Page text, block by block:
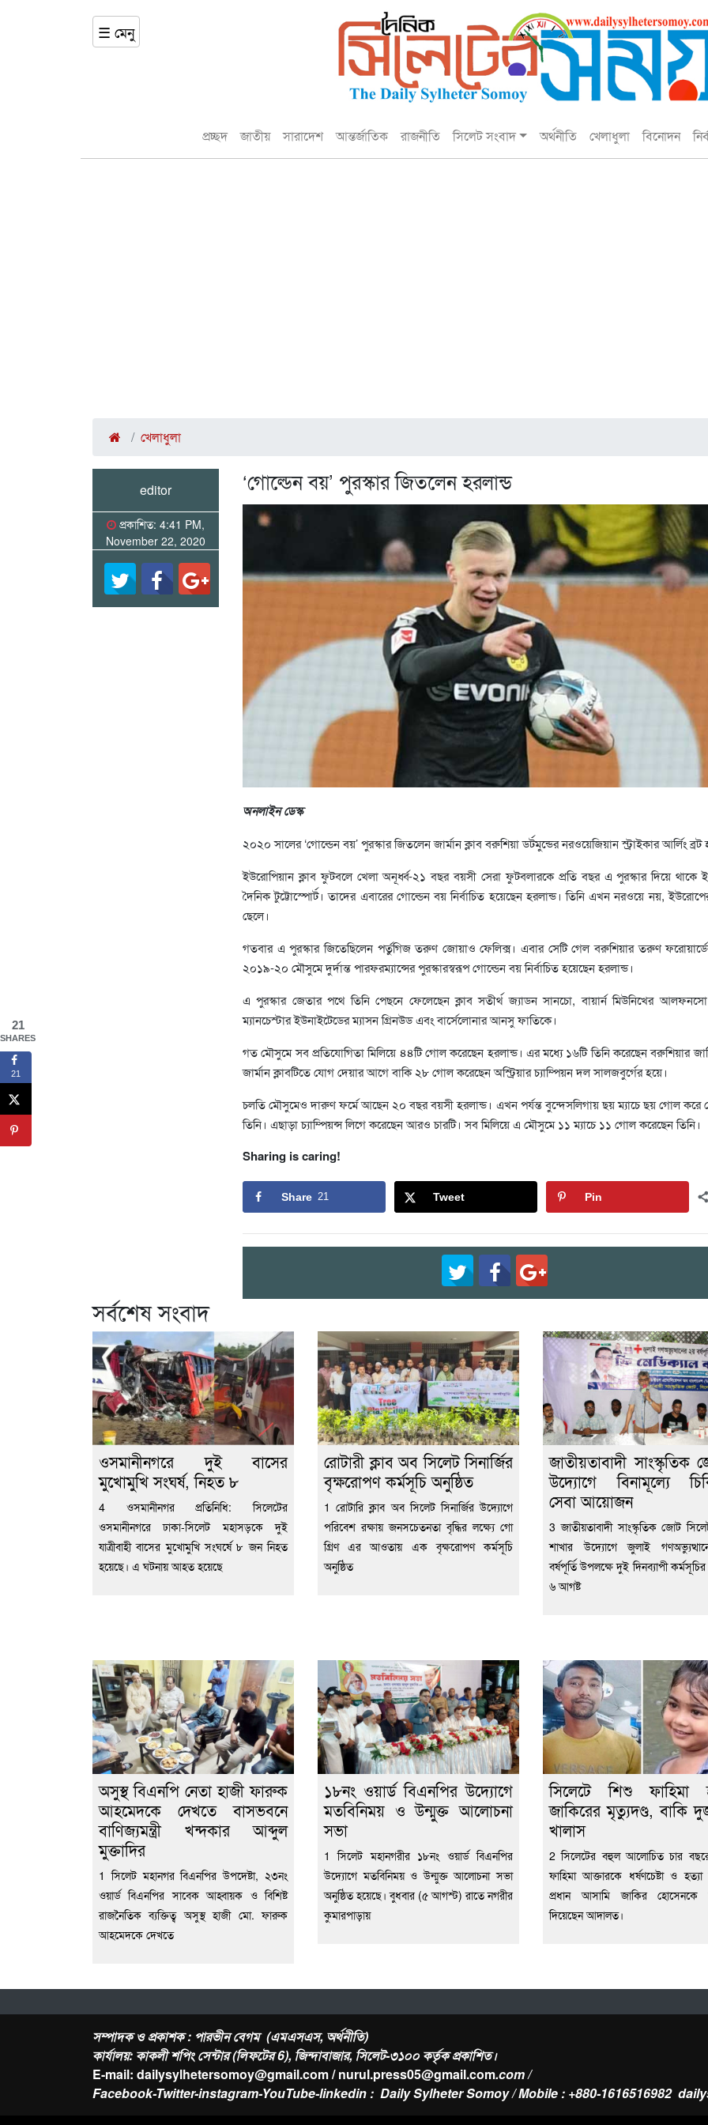
☰ মেনু
প্রচ্ছদ জাতীয় সারাদেশ আন্তর্জাতিক রাজনীতি সিলেট সংবাদ অর্থনীতি খেলাধুলা বিনোদন
খেলাধুলা
editor
প্রকাশিত: 4:41 PM,
November 22, 2020
‘গোল্ডেন বয়’ পুরস্কার জিতলেন হরলান্ড
অনলাইন ডেস্ক
২০২০ সালের ‘গোল্ডেন বয়’ পুরস্কার জিতলেন জার্মান ক্লাব বরুশিয়া ডর্টমুন্ডের নরওয়েজিয়ান স্ট্রাইকার আর্লিং ব্রট
ইউরোপিয়ান ক্লাব ফুটবলে খেলা অনূর্ধ্ব-২১ বছর বয়সী সেরা ফুটবলারকে প্রতি বছর এ পুরস্কার দিয়ে থাকে
দৈনিক টুট্টোস্পোর্ট। তাদের এবারের গোল্ডেন বয় নির্বাচিত হয়েছেন হরলান্ড। তিনি এখন নরওয়ে নয়,
ছেলে।
গতবার এ পুরস্কার জিতেছিলেন পর্তুগিজ তরুণ জোয়াও ফেলিক্স। এবার সেটি গেল বরুশিয়ার তরুণ
২০১৯-২০ মৌসুমে দুর্দান্ত পারফরম্যান্সের পুরস্কারস্বরূপ গোল্ডেন বয় নির্বাচিত হয়েছেন হরলান্ড।
এ পুরস্কার জেতার পথে তিনি পেছনে ফেলেছেন ক্লাব সতীর্থ জ্যাডন সানচো, বায়ার্ন মিউনিখের
ম্যানচেস্টার ইউনাইটেডের ম্যাসন গ্রিনউড এবং বার্সেলোনার আনসু ফাতিকে।
গত মৌসুমে সব প্রতিযোগিতা মিলিয়ে ৪৪টি গোল করেছেন হরলান্ড। এর মধ্যে ১৬টি তিনি করেছেন বরুশিয়ার
জার্মান ক্লাবটিতে যোগ দেয়ার আগে বাকি ২৮ গোল করেছেন অস্ট্রিয়ার চ্যাম্পিয়ন দল সালজবুর্গের হয়ে।
চলতি মৌসুমেও দারুণ ফর্মে আছেন ২০ বছর বয়সী হরলান্ড। এখন পর্যন্ত বুন্দেসলিগায় ছয় ম্যাচে ছয় গোল করে
তিনি। এছাড়া চ্যাম্পিয়ন্স লিগে করেছেন আরও চারটি। সব মিলিয়ে এ মৌসুমে ১১ ম্যাচে ১১ গোল করেছেন তিনি।
Sharing is caring!
Share 21 Tweet Pin
সর্বশেষ সংবাদ
ওসমানীনগরে দুই বাসের
মুখোমুখি সংঘর্ষ, নিহত ৮
4 ওসমানীনগর প্রতিনিধি: সিলেটের
ওসমানীনগরে ঢাকা-সিলেট মহাসড়কে দুই
যাত্রীবাহী বাসের মুখোমুখি সংঘর্ষে ৮ জন নিহত
হয়েছে। এ ঘটনায় আহত হয়েছে
রোটারী ক্লাব অব সিলেট সিনার্জির
বৃক্ষরোপণ কর্মসূচি অনুষ্ঠিত
1 রোটারি ক্লাব অব সিলেট সিনার্জির উদ্যোগে
পরিবেশ রক্ষায় জনসচেতনতা বৃদ্ধির লক্ষ্যে গো
গ্রিণ এর আওতায় এক বৃক্ষরোপণ কর্মসূচি
অনুষ্ঠিত
জাতীয়তাবাদী সাংস্কৃতিক
উদ্যোগে বিনামূল্যে
সেবা আয়োজন
3 জাতীয়তাবাদী সাংস্কৃতিক জোট
শাখার উদ্যোগে জুলাই
বর্ষপূর্তি উপলক্ষে দুই দিনব্যাপী
৬ আগষ্ট
অসুস্থ বিএনপি নেতা হাজী ফারুক
আহমেদকে দেখতে বাসভবনে
বাণিজ্যমন্ত্রী খন্দকার আব্দুল
মুক্তাদির
1 সিলেট মহানগর বিএনপির উপদেষ্টা, ২৩নং
ওয়ার্ড বিএনপির সাবেক আহ্বায়ক ও বিশিষ্ট
রাজনৈতিক ব্যক্তিত্ব অসুস্থ হাজী মো. ফারুক
আহমেদকে দেখতে
১৮নং ওয়ার্ড বিএনপির উদ্যোগে
মতবিনিময় ও উন্মুক্ত আলোচনা
সভা
1 সিলেট মহানগরীর ১৮নং ওয়ার্ড বিএনপির
উদ্যোগে মতবিনিময় ও উন্মুক্ত আলোচনা সভা
অনুষ্ঠিত হয়েছে। বুধবার (৫ আগস্ট) রাতে নগরীর
কুমারপাড়ায়
সিলেটে শিশু ফাহিমা
জাকিরের মৃত্যুদণ্ড, বাকি
খালাস
2 সিলেটের বহুল আলোচিত চার
ফাহিমা আক্তারকে ধর্ষণচেষ্টা ও হত্যা
প্রধান আসামি জাকির হোসেনকে
দিয়েছেন আদালত।
সম্পাদক ও প্রকাশক : পারভীন বেগম (এমএসএস, অর্থনীতি)
কার্যালয়: কাকলী শপিং সেন্টার (লিফটের 6), জিন্দাবাজার, সিলেট-৩১০০ কর্তৃক প্রকাশিত।
E-mail: dailysylhetersomoy@gmail.com / nurul.press05@gmail.com.com /
Facebook-Twitter-instagram-YouTube-linkedin : Daily Sylheter Somoy / Mobile : +880-1616516982
21
SHARES
21